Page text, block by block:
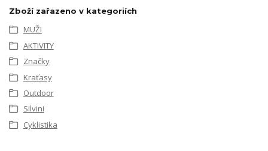
Zboží zařazeno v kategoriích
MUŽI
AKTIVITY
Značky
Kraťasy
Outdoor
Silvini
Cyklistika